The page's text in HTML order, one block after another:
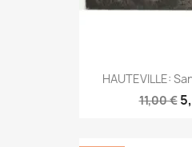
HAUTEVILLE:
11,00 €